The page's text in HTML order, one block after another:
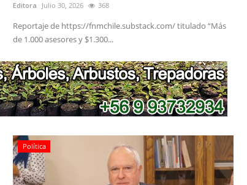
Editora Julio 30, 2026 368
Reportaje de https://fnmchile.substack.com/ titulado “Más
de 1.000 asesores y $1.300...
Política